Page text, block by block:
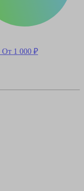
От 1 000 ₽